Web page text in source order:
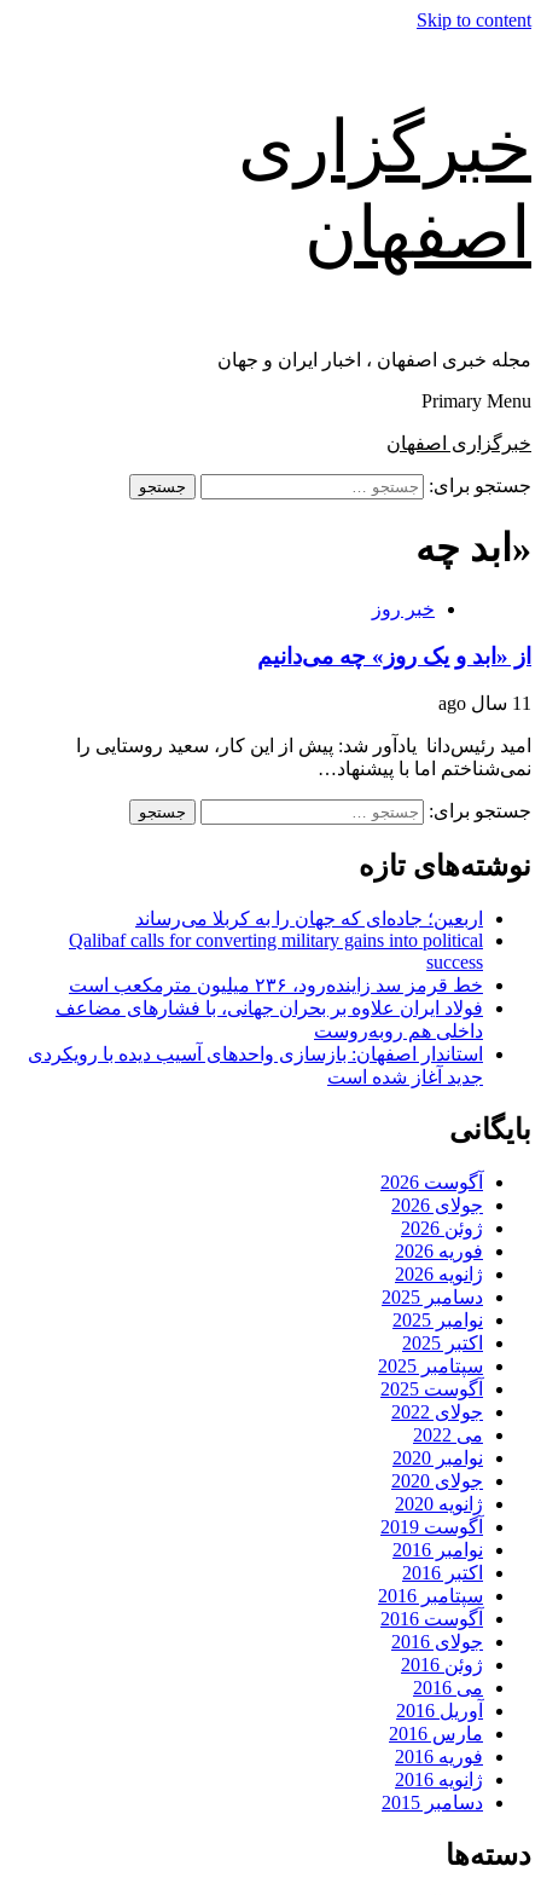
Skip to content
خبرگزاری
اصفهان
مجله خبری اصفهان ، اخبار ایران و جهان
Primary Menu
خبرگزاری اصفهان
جستجو برای:
«ابد چه
خبر روز
از «ابد و یک روز» چه می‌دانیم
11 سال ago
امید رئیس‌دانا یادآور شد: پیش از این کار، سعید روستایی را
نمی‌شناختم اما با پیشنهاد…
جستجو برای:
نوشته‌های تازه
اربعین؛ جاده‌ای که جهان را به کربلا می‌رساند
Qalibaf calls for converting military gains into political
success
خط قرمز سد زاینده‌رود، ۲۳۶ میلیون مترمکعب است
فولاد ایران علاوه بر بحران جهانی، با فشارهای مضاعف
داخلی هم روبه‌روست
استاندار اصفهان: بازسازی واحدهای آسیب دیده با رویکردی
جدید آغاز شده است
بایگانی
آگوست 2026
جولای 2026
ژوئن 2026
فوریه 2026
ژانویه 2026
دسامبر 2025
نوامبر 2025
اکتبر 2025
سپتامبر 2025
آگوست 2025
جولای 2022
می 2022
نوامبر 2020
جولای 2020
ژانویه 2020
آگوست 2019
نوامبر 2016
اکتبر 2016
سپتامبر 2016
آگوست 2016
جولای 2016
ژوئن 2016
می 2016
آوریل 2016
مارس 2016
فوریه 2016
ژانویه 2016
دسامبر 2015
دسته‌ها